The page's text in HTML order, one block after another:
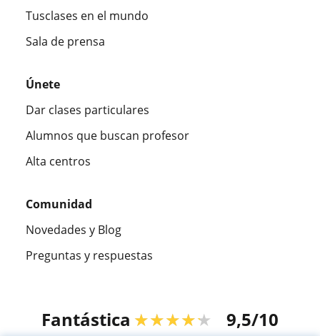
Tusclases en el mundo
Sala de prensa
Únete
Dar clases particulares
Alumnos que buscan profesor
Alta centros
Comunidad
Novedades y Blog
Preguntas y respuestas
Fantástica ★★★★★ 9,5/10